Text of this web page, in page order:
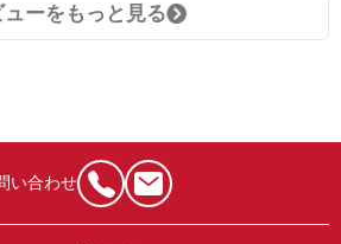
ューをもっと見る
い合わせ